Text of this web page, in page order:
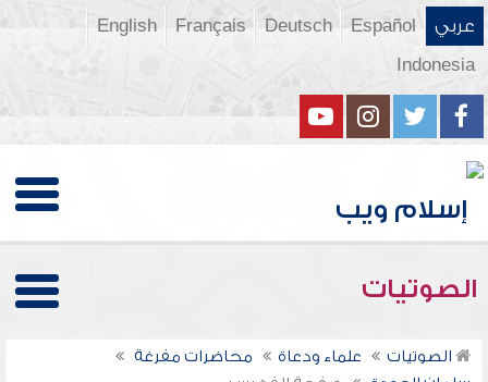
عربي Español
Deutsch
Français
English
Indonesia
الصوتيات
الصوتيات علماء ودعاة
محاضرات مفرغة